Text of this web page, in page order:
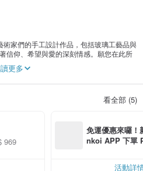
家們的手工設計作品，包括玻璃工藝品與
信仰、希望與愛的深刻情感。願您在此所
的心靈之旅。
更多
看全部 (5)
969
免運優惠來囉
nkoi APP 下單
活動詳